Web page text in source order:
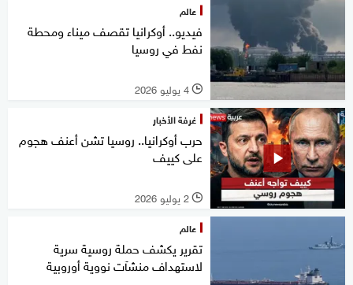
عالم
فيديو.. أوكرانيا تقصف ميناء ومحطة
نفط في روسيا
l 4 يوليو 2026
غرفة الأخبار
حرب أوكرانيا.. روسيا تشن أعنف هجوم
على كييف
l 2 يوليو 2026
عالم
تقرير يكشف حملة روسية سرية
لاستهداف منشآت نووية أوروبية